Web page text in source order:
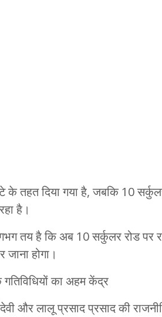
के तहत दिया गया है, जबकि 10
है।
तय है कि अब 10 सर्कुलर रोड पर
होगा।
गत‍िव‍िध‍ियों का अहम केंद्र
और लालू प्रसाद प्रसाद की